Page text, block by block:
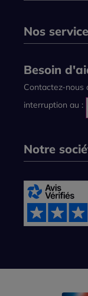
Nos
Besoin
Contactez-nous
interruption au :
Notre